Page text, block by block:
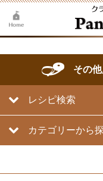
その
レシピ検索
カテゴリーから